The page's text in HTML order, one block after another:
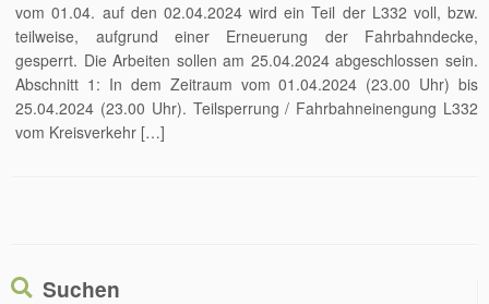
vom 01.04. auf den 02.04.2024 wird ein Teil der L332 voll, bzw.
teilweise, aufgrund einer Erneuerung der Fahrbahndecke,
gesperrt. Die Arbeiten sollen am 25.04.2024 abgeschlossen sein.
Abschnitt 1: In dem Zeitraum vom 01.04.2024 (23.00 Uhr) bis
25.04.2024 (23.00 Uhr). Teilsperrung / Fahrbahneinengung L332
vom Kreisverkehr […]
Suchen